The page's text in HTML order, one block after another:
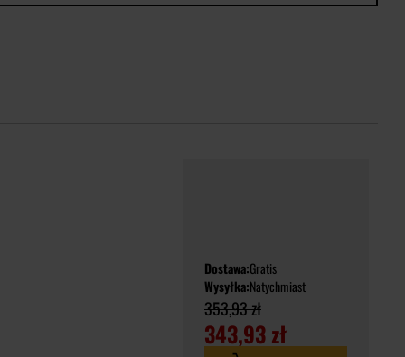
Dostawa:Gratis
Wysyłka:Natychmiast
353,93 zł
343,93 zł